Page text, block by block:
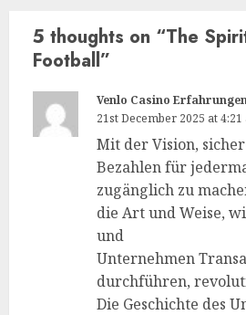
5 thoughts on “The
Football”
Venlo Casino
21st December 2025 at 4:21
Mit der Vision,
Bezahlen für
zugänglich zu
die Art und Weise,
und
Unternehmen
durchführen,
Die Geschichte des